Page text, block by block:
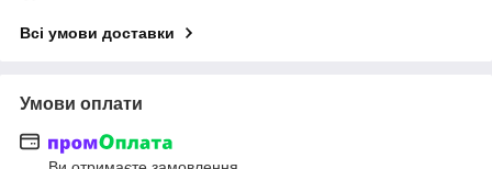
Всі умови доставки
Умови оплати